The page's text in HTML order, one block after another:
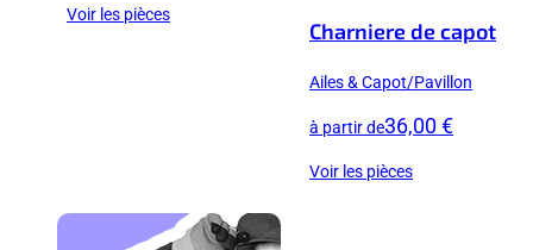
Voir les pièces
Charniere de capot
Ailes & Capot/Pavillon
à partir de36,00 €
Voir les pièces